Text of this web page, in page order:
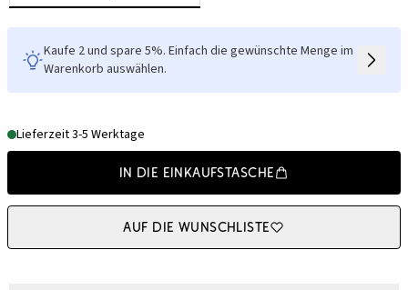
Kaufe 2 und spare 5%. Einfach die gewünschte Menge im
Warenkorb auswählen.
Lieferzeit 3-5 Werktage
In die Einkaufstasche
Auf die Wunschliste